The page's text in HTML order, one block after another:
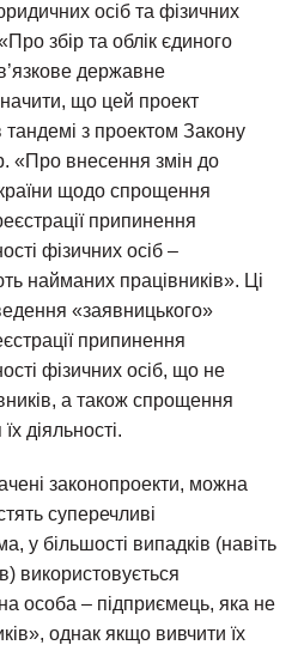
осіб та фізичних
збір та облік єдиного
державне
що цей проект
тандемі з проектом Закону
«Про внесення змін до
щодо спрощення
припинення
фізичних осіб –
найманих працівників». Ці
«заявницького»
припинення
фізичних осіб, що не
а також спрощення
діяльності.
законопроекти, можна
суперечливі
у більшості випадків (навіть
використовується
особа – підприємець, яка не
однак якщо вивчити їх